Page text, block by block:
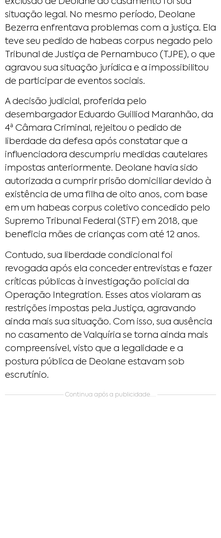
situação legal. No mesmo período, Deolane
Bezerra enfrentava problemas com a justiça. Ela
teve seu pedido de habeas corpus negado pelo
Tribunal de Justiça de Pernambuco (TJPE), o que
agravou sua situação jurídica e a impossibilitou
de participar de eventos sociais.
A decisão judicial, proferida pelo
desembargador Eduardo Guilliod Maranhão, da
4ª Câmara Criminal, rejeitou o pedido de
liberdade da defesa após constatar que a
influenciadora descumpriu medidas cautelares
impostas anteriormente. Deolane havia sido
autorizada a cumprir prisão domiciliar devido à
existência de uma filha de oito anos, com base
em um habeas corpus coletivo concedido pelo
Supremo Tribunal Federal (STF) em 2018, que
beneficia mães de crianças com até 12 anos.
Contudo, sua liberdade condicional foi
revogada após ela conceder entrevistas e fazer
críticas públicas à investigação policial da
Operação Integration. Esses atos violaram as
restrições impostas pela Justiça, agravando
ainda mais sua situação. Com isso, sua ausência
no casamento de Valquíria se torna ainda mais
compreensível, visto que a legalidade e a
postura pública de Deolane estavam sob
escrutínio.
Continua após a publicidade....